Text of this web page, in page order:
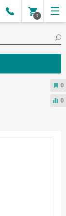
0
0
0